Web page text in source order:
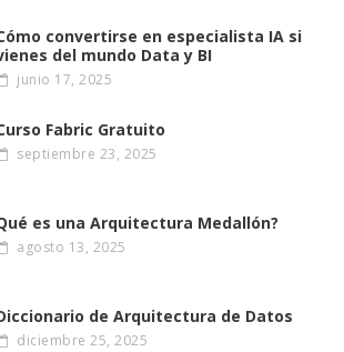
convertirse en especialista IA si
del mundo Data y BI
junio 17, 2025
Fabric Gratuito
septiembre 23, 2025
es una Arquitectura Medallón?
agosto 13, 2025
de Arquitectura de Datos
diciembre 25, 2025